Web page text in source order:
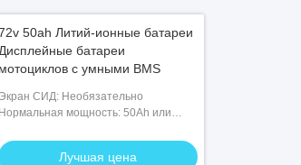
50ah Литий-ионные батареи
Дисплейные батареи
мотоциклов с умными BMS
Экран СИД: Необязательно
Нормальная мощность: 50Ah или
Лучшая цена